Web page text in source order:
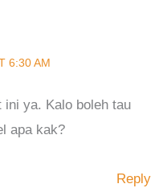
6:30 AM
ya. Kalo boleh tau
apa kak?
Reply